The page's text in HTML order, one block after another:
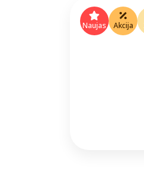
Naujas Akcija